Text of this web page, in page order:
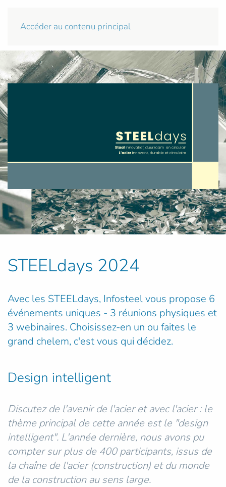
Accéder au contenu principal
STEELdays 2024
Avec les STEELdays, Infosteel vous propose 6
événements uniques - 3 réunions physiques et
3 webinaires. Choisissez-en un ou faites le
grand chelem, c'est vous qui décidez.
Design intelligent
Discutez de l'avenir de l'acier et avec l'acier : le
thème principal de cette année est le "design
intelligent". L'année dernière, nous avons pu
compter sur plus de 400 participants, issus de
la chaîne de l'acier (construction) et du monde
de la construction au sens large.